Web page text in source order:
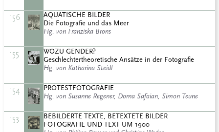
156
AQUATISCHE BILDER
Die Fotografie und das Meer
Hg. von Franziska Brons
155
WOZU GENDER?
Geschlechtertheoretische Ansätze in der Fotografie
Hg. von Katharina Steidl
154
PROTESTFOTOGRAFIE
Hg. von Susanne Regener, Dorna Safaian, Simon Teune
153
BEBILDERTE TEXTE, BETEXTETE BILDER
FOTOGRAFIE UND TEXT UM 1900